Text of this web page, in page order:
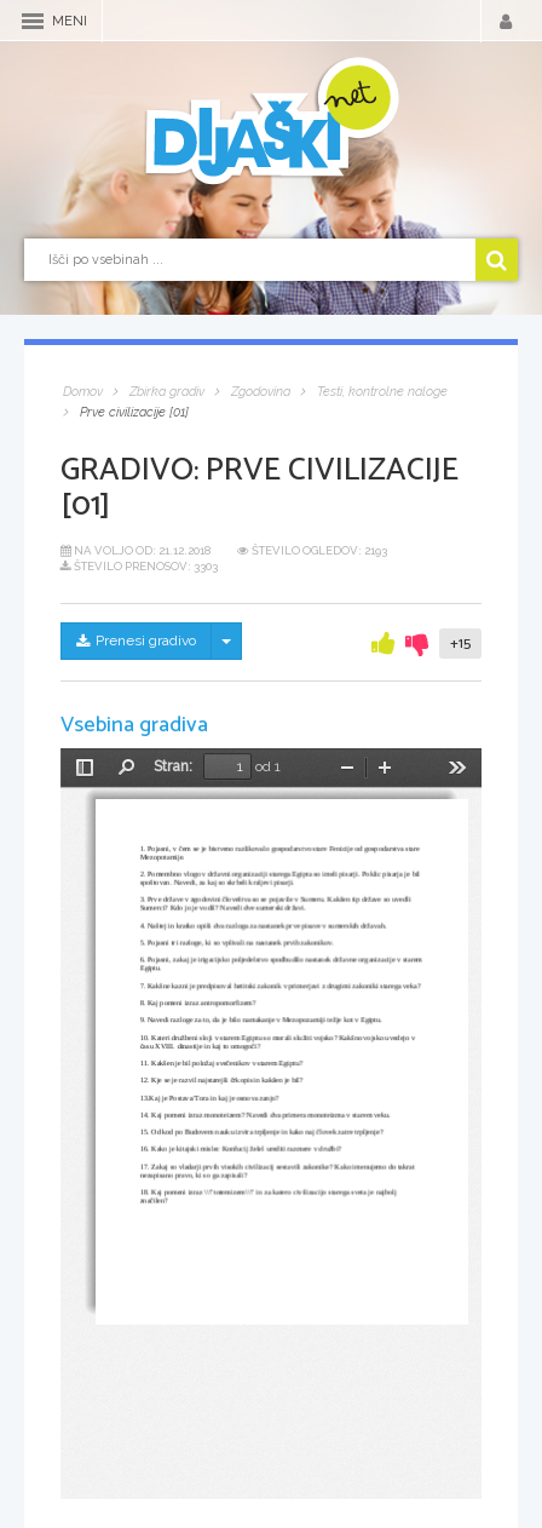
MENI
Domov Zbirka gradiv Zgodovina
Testi, kontrolne naloge
Prve civilizacije [01]
GRADIVO:PRVE CIVILIZACIJE
[01]
NA VOLJO OD: 21.12.2018
ŠTEVILO OGLEDOV: 2193
ŠTEVILO PRENOSOV: 3303
Prenesi gradivo Skrij/prikaži meni +15
Vsebina gradiva
Preklopi
stransko
Stran:
od 1
Pomanjšaj
1. Pojasni, v čem se je bistveno razlikovalo gospodarstvo stare Fenicije od gospodarstva stare
Mezopotamije.
2. Pomembno vlogo v državni organizaciji starega Egipta so imeli pisarji. Poklic pisarja je bil
spoštovan. Navedi, za kaj so skrbeli kraljevi pisarji.
3. Prve države v zgodovini človeštva so se pojavile v Sumeru. Kakšen tip države so uvedli
Sumerci? Kdo jo je vodil? Navedi dve sumerski državi.
4. Naštej in kratko opiši dva razloga za nastanek prve pisave v sumerskih državah.
5. Pojasni tri razloge, ki so vplivali na nastanek prvih zakonikov.
6. Pojasni, zakaj je irigacijsko poljedelstvo spodbudilo nastanek državne organizacije v starem
Egiptu.
7. Kakšne kazni je predpisoval hetitski zakonik v primerjavi z drugimi zakoniki starega veka?
8. Kaj pomeni izraz antropomorfizem?
9. Navedi razloge za to, da je bilo namakanje v Mezopozamiji težje kot v Egiptu.
10. Kateri družbeni sloji v starem Egiptu so morali služiti vojsko? Kakšno vojsko uvedejo v
času XVIII. dinastije in kaj to omogoči?
11. Kakšen je bil položaj svečenikov v starem Egiptu?
12. Kje se je razvil najstarejši črkopis in kakšen je bil?
13.Kaj je Postava/Tora in kaj je osnova zanjo?
14. Kaj pomeni izraz monoteizem? Navedi dva primera monoteizma v starem veku.
15. Od kod po Budovem nauku izvira trpljenje in kako naj človek zatre trpljenje?
16. Kako je kitajski mislec Konfucij želel urediti razmere v družbi?
17. Zakaj so vladarji prvih visokih civilizacij sestavili zakonike? Kako imenujemo do takrat
nezapisano pravo, ki so ga zapisali?
18. Kaj pomeni izraz \\\"totemizem\\\" in za katero civilizacijo starega sveta je najbolj
značilen?